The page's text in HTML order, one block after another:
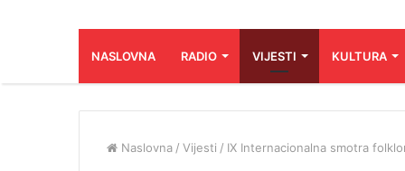
NASLOVNA RADIO VIJESTI KULTURA
Naslovna / Vijesti / IX Internacionalna smotra